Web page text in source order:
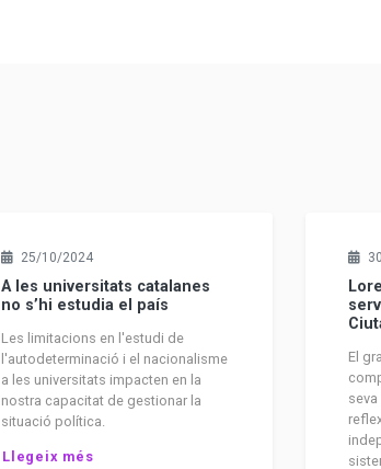
25/10/2024
A les universitats catalanes
no s’hi estudia el país
Les limitacions en l'estudi de
l'autodeterminació i el nacionalisme
a les universitats impacten en la
nostra capacitat de gestionar la
situació política.
Llegeix més
El